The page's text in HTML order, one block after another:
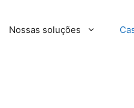
Nossas soluções